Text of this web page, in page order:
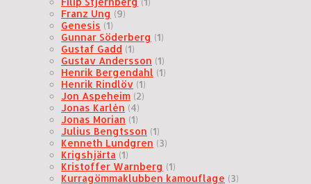
Franz Ung (9)
Genesis (1)
Gunnar Söderberg (1)
Gustaf Gadd (1)
Gustav Andersson (1)
Henrik Bergendahl (1)
Henrik Rindlöv (1)
Jon Aspeheim (2)
Jonas Karlén (4)
Jonas Morian (1)
Julius Bengtsson (1)
Kenneth Lundgren (3)
Krigshjärta (1)
Kristoffer Warnberg (1)
Kurragömmaklubben kamouflage (3)